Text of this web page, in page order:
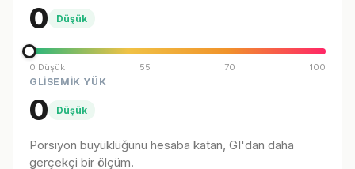
0 Düşük
0 Düşük 55 70 100
GLİSEMİK YÜK
0 Düşük
Porsiyon büyüklüğünü hesaba katan, GI'dan daha
gerçekçi bir ölçüm.